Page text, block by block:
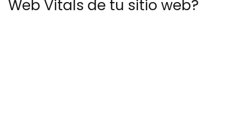
Web Vitals de tu sitio web?